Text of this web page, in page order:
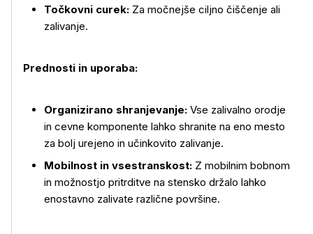
Točkovni curek: Za močnejše ciljno čiščenje ali
zalivanje.
Prednosti in uporaba:
Organizirano shranjevanje: Vse zalivalno orodje
in cevne komponente lahko shranite na eno mesto
za bolj urejeno in učinkovito zalivanje.
Mobilnost in vsestranskost: Z mobilnim bobnom
in možnostjo pritrditve na stensko držalo lahko
enostavno zalivate različne površine.